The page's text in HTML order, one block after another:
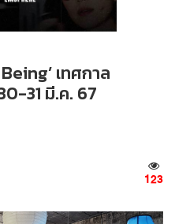
เทศกาล
31 มี.ค. 67
123